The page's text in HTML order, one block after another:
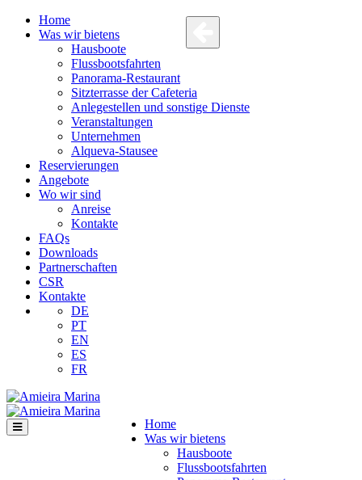
Home
Was wir bietens
Hausboote
Flussbootsfahrten
Panorama-Restaurant
Sitzterrasse der Cafeteria
Anlegestellen und sonstige Dienste
Veranstaltungen
Unternehmen
Alqueva-Stausee
Reservierungen
Angebote
Wo wir sind
Anreise
Kontakte
FAQs
Downloads
Partnerschaften
CSR
Kontakte
DE
PT
EN
ES
FR
Home
Was wir bietens
Hausboote
Flussbootsfahrten